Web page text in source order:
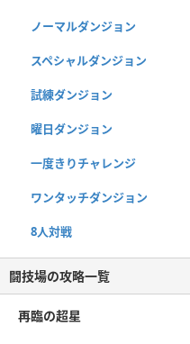
ノーマルダンジョン
スペシャルダンジョン
試練ダンジョン
曜日ダンジョン
一度きりチャレンジ
ワンタッチダンジョン
8人対戦
闘技場の攻略一覧
再臨の超星